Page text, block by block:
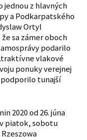
jednou z hlavných
a Podkarpatského
Ortyl
sa zámer oboch
podarilo
vlakové
ponuky verejnej
podporilo tunajší
2020 od 26. júna
piatok, sobotu